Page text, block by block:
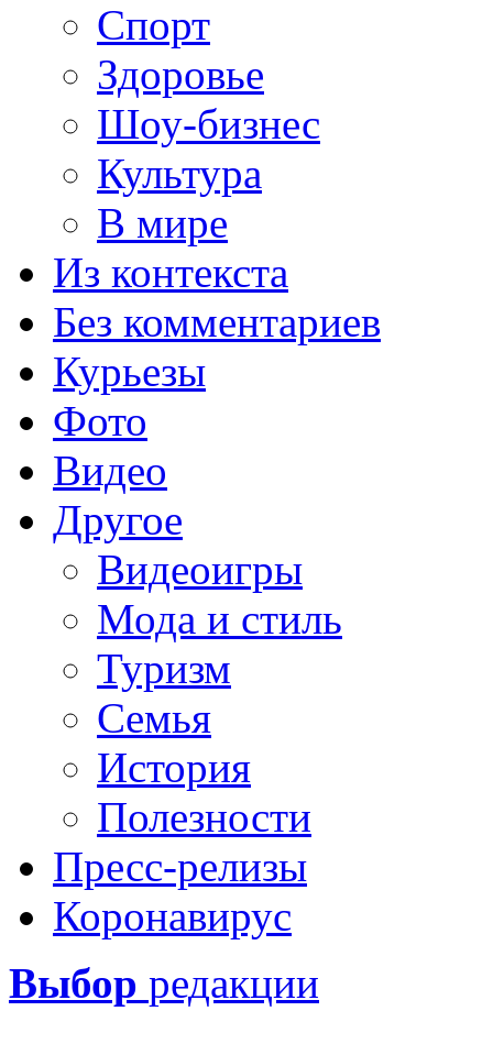
Спорт
Здоровье
Шоу-бизнес
Культура
В мире
Из контекста
Без комментариев
Курьезы
Фото
Видео
Другое
Видеоигры
Мода и стиль
Туризм
Семья
История
Полезности
Пресс-релизы
Коронавирус
Выбор редакции